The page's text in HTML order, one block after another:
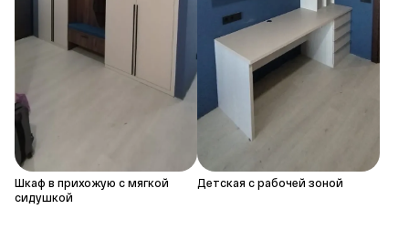
Шкаф в прихожую с мягкой
сидушкой
Детская с рабочей зоной